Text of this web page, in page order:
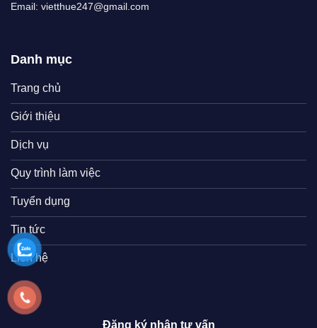
Email: vietthue247@gmail.com
Danh mục
Trang chủ
Giới thiệu
Dịch vụ
Quy trình làm việc
Tuyển dụng
Tin tức
Liên hệ
Đăng ký nhận tư vấn